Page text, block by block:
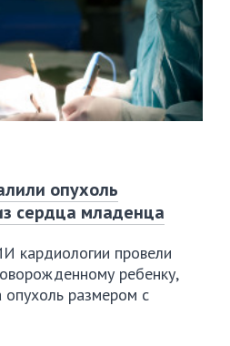
опухоль
сердца младенца
кардиологии провели
ребенку,
опухоль размером с